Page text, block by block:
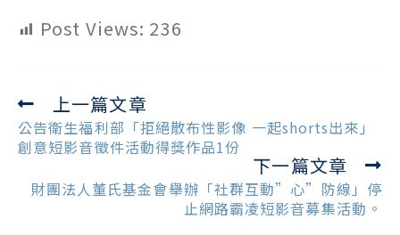
Post Views: 236
Read
more
articles
上一篇文章
公告衛生福利部「拒絕散布性影像 一起shorts出來」
創意短影音徵件活動得獎作品1份
下一篇文章
財團法人董氏基金會舉辦「社群互動”心”防線」停
止網路霸凌短影音募集活動。